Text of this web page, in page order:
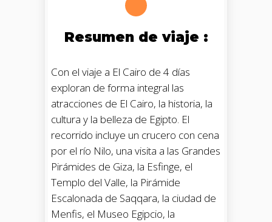
Resumen de viaje :
Con el viaje a El Cairo de 4 días
exploran de forma integral las
atracciones de El Cairo, la historia, la
cultura y la belleza de Egipto. El
recorrido incluye un crucero con cena
por el río Nilo, una visita a las Grandes
Pirámides de Giza, la Esfinge, el
Templo del Valle, la Pirámide
Escalonada de Saqqara, la ciudad de
Menfis, el Museo Egipcio, la